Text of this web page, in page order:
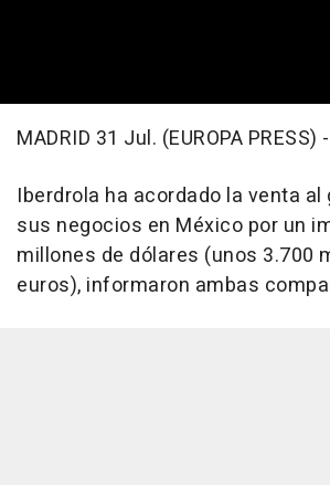
MADRID 31 Jul. (EUROPA PRESS) -
Iberdrola ha acordado la venta al
sus negocios en México por un
millones de dólares (unos 3.700
euros), informaron ambas